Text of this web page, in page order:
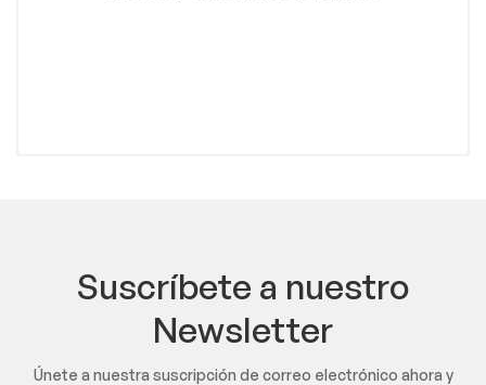
Suscríbete a nuestro
Newsletter
Únete a nuestra suscripción de correo electrónico ahora y